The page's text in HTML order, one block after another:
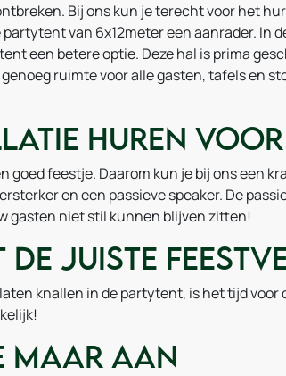
Bij ons kun je terecht voor het
van 6x12meter een aanrader. In
een betere optie. Deze hal is prima
ruimte voor alle gasten, tafels
huren voor
goed feestje. Daarom kun je bij ons
en een passieve speaker. De
gasten niet stil kunnen blijven zitten!
de juiste
knallen in de partytent, is het tijd
maar aan